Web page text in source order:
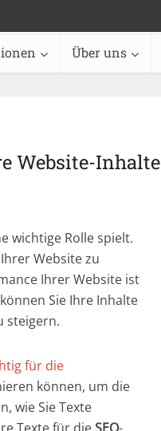
Über uns
Website-Inhalte
wichtige Rolle spielt.
Website zu
Ihrer Website ist
Sie Ihre Inhalte
steigern.
für die
können, um die
wie Sie Texte